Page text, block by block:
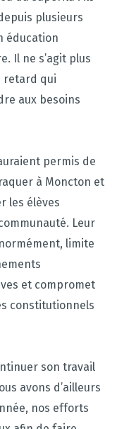
plusieurs
éducation
Il ne s’agit plus
retard qui
aux besoins
permis de
à Moncton et
les élèves
Leur
limite
et compromet
constitutionnels
son travail
avons d’ailleurs
nos efforts